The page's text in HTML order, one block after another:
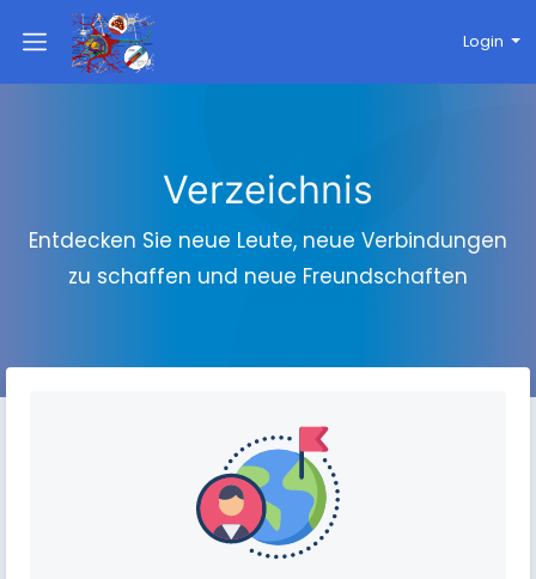
Login
Verzeichnis
Entdecken Sie neue Leute, neue Verbindungen
zu schaffen und neue Freundschaften